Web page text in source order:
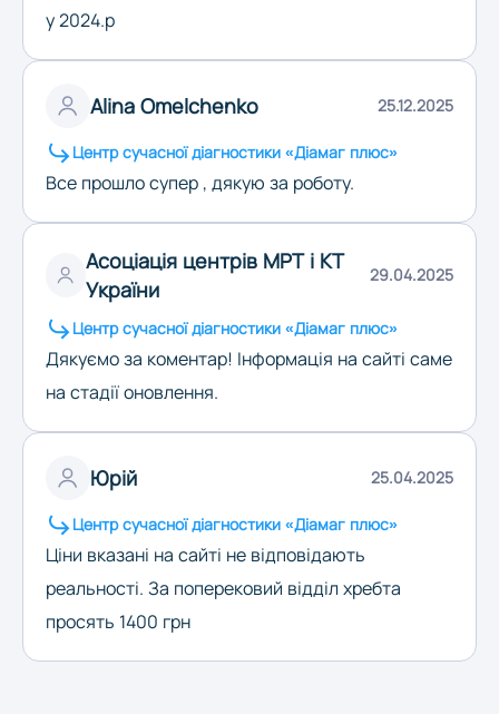
у 2024.р
Alina Omelchenko 25.12.2025
Центр сучасної діагностики «Діамаг плюс»
Все прошло супер , дякую за роботу.
Асоціація центрів МРТ і КТ
України
29.04.2025
Центр сучасної діагностики «Діамаг плюс»
Дякуємо за коментар! Інформація на сайті саме
на стадії оновлення.
Юрій 25.04.2025
Центр сучасної діагностики «Діамаг плюс»
Ціни вказані на сайті не відповідають
реальності. За поперековий відділ хребта
просять 1400 грн